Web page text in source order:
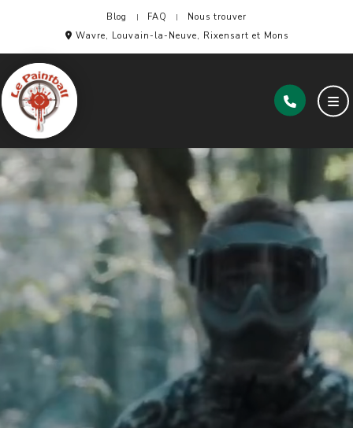
Blog FAQ
Nous trouver
Wavre, Louvain-la-Neuve, Rixensart et Mons